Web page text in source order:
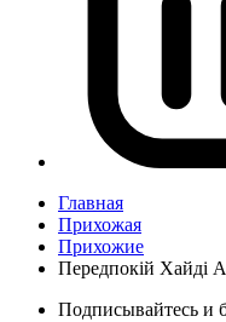
Главная
Прихожая
Прихожие
Передпокій Хайді
Подписывайтесь и